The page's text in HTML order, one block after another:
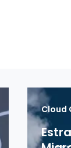
Cloud